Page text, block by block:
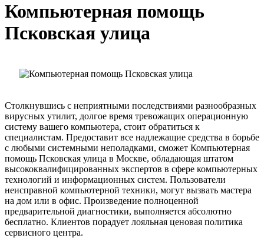
Компьютерная помощь
Псковская улица
Столкнувшись с неприятными последствиями разнообразных
вирусных утилит, долгое время тревожащих операционную
систему вашего компьютера, стоит обратиться к
специалистам. Предоставит все надлежащие средства в борьбе
с любыми системными неполадками, сможет Компьютерная
помощь Псковская улица в Москве, обладающая штатом
высококвалифицированных экспертов в сфере компьютерных
технологий и информационных систем. Пользователи
неисправной компьютерной техники, могут вызвать мастера
на дом или в офис. Произведение полноценной
предварительной диагностики, выполняется абсолютно
бесплатно. Клиентов порадует лояльная ценовая политика
сервисного центра.